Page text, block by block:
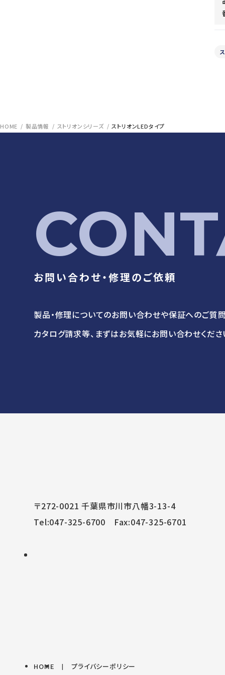
HOME 製品情報 ストリオンシリーズ ストリオンLEDタイプ
お問い合わせ・修理のご依頼
製品・修理についてのお問い合わせや保証へのご質問
カタログ請求等、まずはお気軽にお問い合わせくださ
〒272-0021 千葉県市川市八幡3-13-4
Tel:047-325-6700 Fax:047-325-6701
HOME プライバシーポリシー